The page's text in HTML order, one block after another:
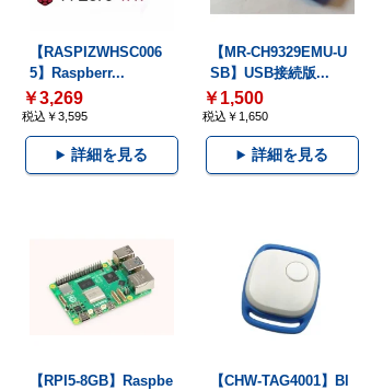
【RASPIZWHSC006
5】Raspberr...
￥3,269
税込￥3,595
詳細を見る
【MR-CH9329EMU-U
SB】USB接続版...
￥1,500
税込￥1,650
詳細を見る
【RPI5-8GB】Raspbe
【CHW-TAG4001】Bl